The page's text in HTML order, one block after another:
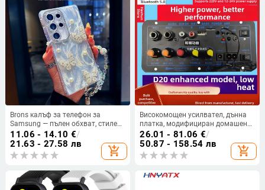
Brons калъф за телефон за
Samsung — пълен обхват, стилен
и креативен дизайн, TPU
материал, удароустойчив
11.06 - 14.10 €/
21.63 - 27.58 лв
add_shopping_cart
Високомощен усилвател, дънна
платка, модифициран домашен
субуфер, усилвател, дънна
платка, високоговорител за кола
с Bluetooth
26.01 - 81.06 €/
50.87 - 158.54 лв
add_shopping_cart